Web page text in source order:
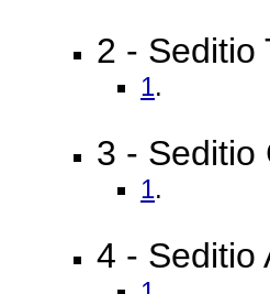
2 - Seditio
1.
3 - Seditio
1.
4 - Seditio